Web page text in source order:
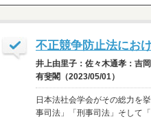
不正競争防止法にお
井上由里子：佐々木通孝：吉
有斐閣（2023/05/01）
日本法社会学会がその総力を
事司法」「刑事司法」そして